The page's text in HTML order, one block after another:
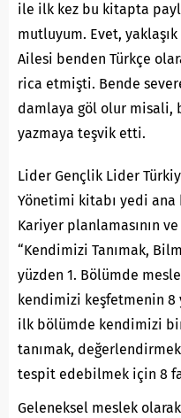
ile ilk kez bu kitapta
mutluyum. Evet,
Ailesi benden Türkçe
rica etmişti. Bende
damlaya göl olur misali,
yazmaya teşvik etti.
Lider Gençlik Lider
Yönetimi kitabı yedi
Kariyer planlamasının
“Kendimizi Tanımak,
yüzden 1. Bölümde
kendimizi keşfetmenin 8
ilk bölümde kendimizi
tanımak,
tespit edebilmek için 8
Geleneksel meslek